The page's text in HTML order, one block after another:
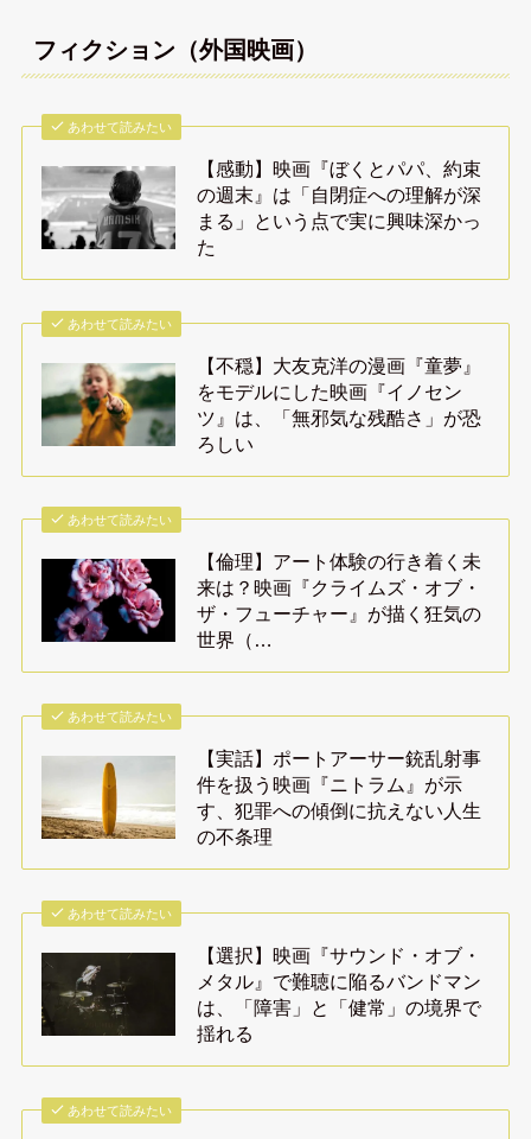
フィクション（外国映画）
あわせて読みたい
【感動】映画『ぼくとパパ、約束
の週末』は「自閉症への理解が深
まる」という点で実に興味深かっ
た
あわせて読みたい
【不穏】大友克洋の漫画『童夢』
をモデルにした映画『イノセン
ツ』は、「無邪気な残酷さ」が恐
ろしい
あわせて読みたい
【倫理】アート体験の行き着く未
来は？映画『クライムズ・オブ・
ザ・フューチャー』が描く狂気の
世界（…
あわせて読みたい
【実話】ポートアーサー銃乱射事
件を扱う映画『ニトラム』が示
す、犯罪への傾倒に抗えない人生
の不条理
あわせて読みたい
【選択】映画『サウンド・オブ・
メタル』で難聴に陥るバンドマン
は、「障害」と「健常」の境界で
揺れる
あわせて読みたい